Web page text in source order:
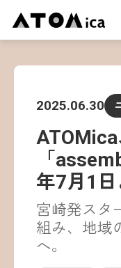
2025.06.30
「
年7月1
宮崎発スタ
組み、地域
へ。